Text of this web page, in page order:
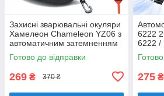
Захисні зварювальні окуляри
Хамелеон Chameleon YZ06 з
автоматичним затемненням
(захист від УФ та ІЧ
променів)
Готово до відправки
269 ₴ 370 ₴
6222
6222 /
275 ₴